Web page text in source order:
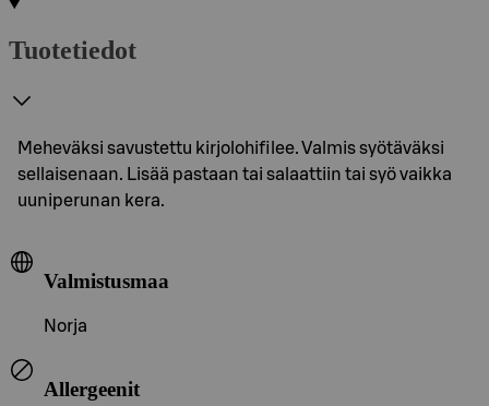
Tuotetiedot
Meheväksi savustettu kirjolohifilee. Valmis syötäväksi
sellaisenaan. Lisää pastaan tai salaattiin tai syö vaikka
uuniperunan kera.
Valmistusmaa
Norja
Allergeenit